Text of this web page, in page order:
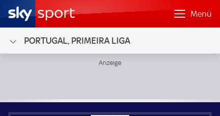
Menü
PORTUGAL, PRIMEIRA LIGA